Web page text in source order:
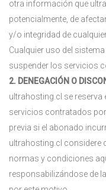
otra información que
potencialmente, de
y/o integridad de
Cualquier uso del
suspender los servicios
2. DENEGACIÓN O
ultrahosting.cl se reserva
servicios contratados
previa si el abonado
ultrahosting.cl considere
normas y condiciones
responsabilizándose de